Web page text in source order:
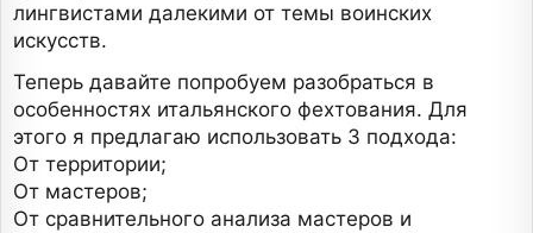
лингвистами далекими от темы воинских
искусств.
Теперь давайте попробуем разобраться в
особенностях итальянского фехтования. Для
этого я предлагаю использовать 3 подхода:
От территории;
От мастеров;
От сравнительного анализа мастеров и